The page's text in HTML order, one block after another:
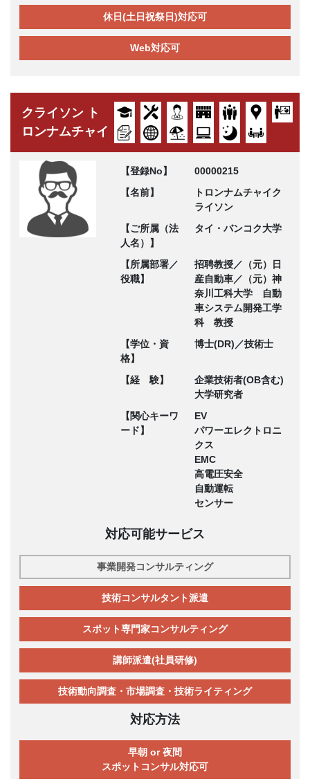
休日(土日祝祭日)対応可
Web対応可
クライソン ト
ロンナムチャイ
【登録No】
00000215
【名前】
トロンナムチャイク
ライソン
【ご所属（法
人名）】
タイ・バンコク大学
【所属部署／
役職】
招聘教授／（元）日
産自動車／（元）神
奈川工科大学 自動
車システム開発工学
科 教授
【学位・資
格】
博士(DR)／技術士
【経 験】
企業技術者(OB含む)
大学研究者
【関心キーワ
ード】
EV
パワーエレクトロニ
クス
EMC
高電圧安全
自動運転
センサー
対応可能サービス
事業開発コンサルティング
技術コンサルタント派遣
スポット専門家コンサルティング
講師派遣(社員研修)
技術動向調査・市場調査・技術ライティング
対応方法
早朝 or 夜間
スポットコンサル対応可